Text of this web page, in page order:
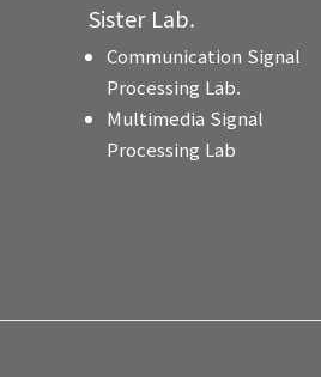
Sister Lab.
Communication Signal
Processing Lab.
Multimedia Signal
Processing Lab